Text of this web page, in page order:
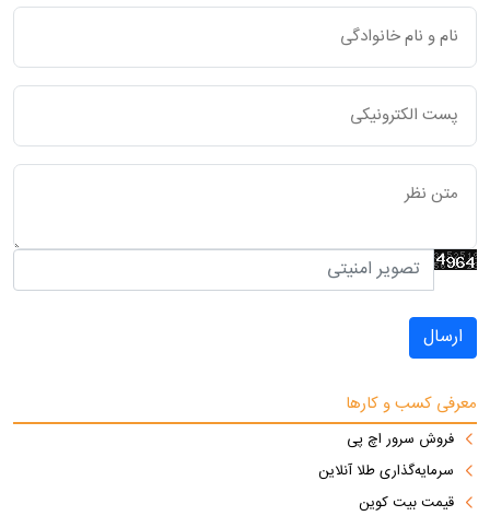
ارسال
معرفی کسب و کارها
فروش سرور اچ پی
سرمایه‌گذاری طلا آنلاین
قیمت بیت کوین